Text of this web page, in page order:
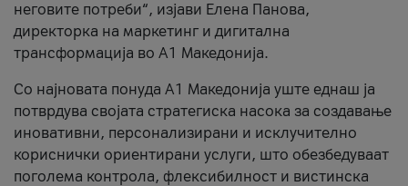
неговите потреби“, изјави Елена Панова,
директорка на маркетинг и дигитална
трансформација во А1 Македонија.
Со најновата понуда А1 Македонија уште еднаш ја
потврдува својата стратегиска насока за создавање
иновативни, персонализирани и исклучително
кориснички ориентирани услуги, што обезбедуваат
поголема контрола, флексибилност и вистинска